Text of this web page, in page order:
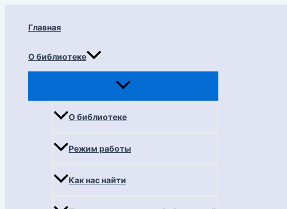
Главная
О библиотеке
О библиотеке
Режим работы
Как нас найти